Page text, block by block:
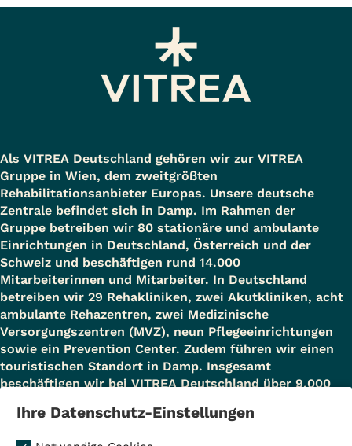
Als VITREA Deutschland gehören wir zur VITREA
Gruppe in Wien, dem zweitgrößten
Rehabilitationsanbieter Europas. Unsere deutsche
Zentrale befindet sich in Damp. Im Rahmen der
Gruppe betreiben wir 80 stationäre und ambulante
Einrichtungen in Deutschland, Österreich und der
Schweiz und beschäftigen rund 14.000
Mitarbeiterinnen und Mitarbeiter. In Deutschland
betreiben wir 29 Rehakliniken, zwei Akutkliniken, acht
ambulante Rehazentren, zwei Medizinische
Versorgungszentren (MVZ), neun Pflegeeinrichtungen
sowie ein Prevention Center. Zudem führen wir einen
touristischen Standort in Damp. Insgesamt
beschäftigen wir bei VITREA Deutschland über 9.000
Ihre Datenschutz-Einstellungen